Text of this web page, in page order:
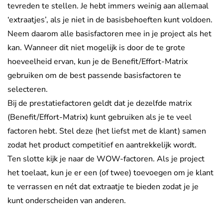
tevreden te stellen. Je hebt immers weinig aan allemaal
‘extraatjes’, als je niet in de basisbehoeften kunt voldoen.
Neem daarom alle basisfactoren mee in je project als het
kan. Wanneer dit niet mogelijk is door de te grote
hoeveelheid ervan, kun je de Benefit/Effort-Matrix
gebruiken om de best passende basisfactoren te
selecteren.
Bij de prestatiefactoren geldt dat je dezelfde matrix
(Benefit/Effort-Matrix) kunt gebruiken als je te veel
factoren hebt. Stel deze (het liefst met de klant) samen
zodat het product competitief en aantrekkelijk wordt.
Ten slotte kijk je naar de WOW-factoren. Als je project
het toelaat, kun je er een (of twee) toevoegen om je klant
te verrassen en nét dat extraatje te bieden zodat je je
kunt onderscheiden van anderen.